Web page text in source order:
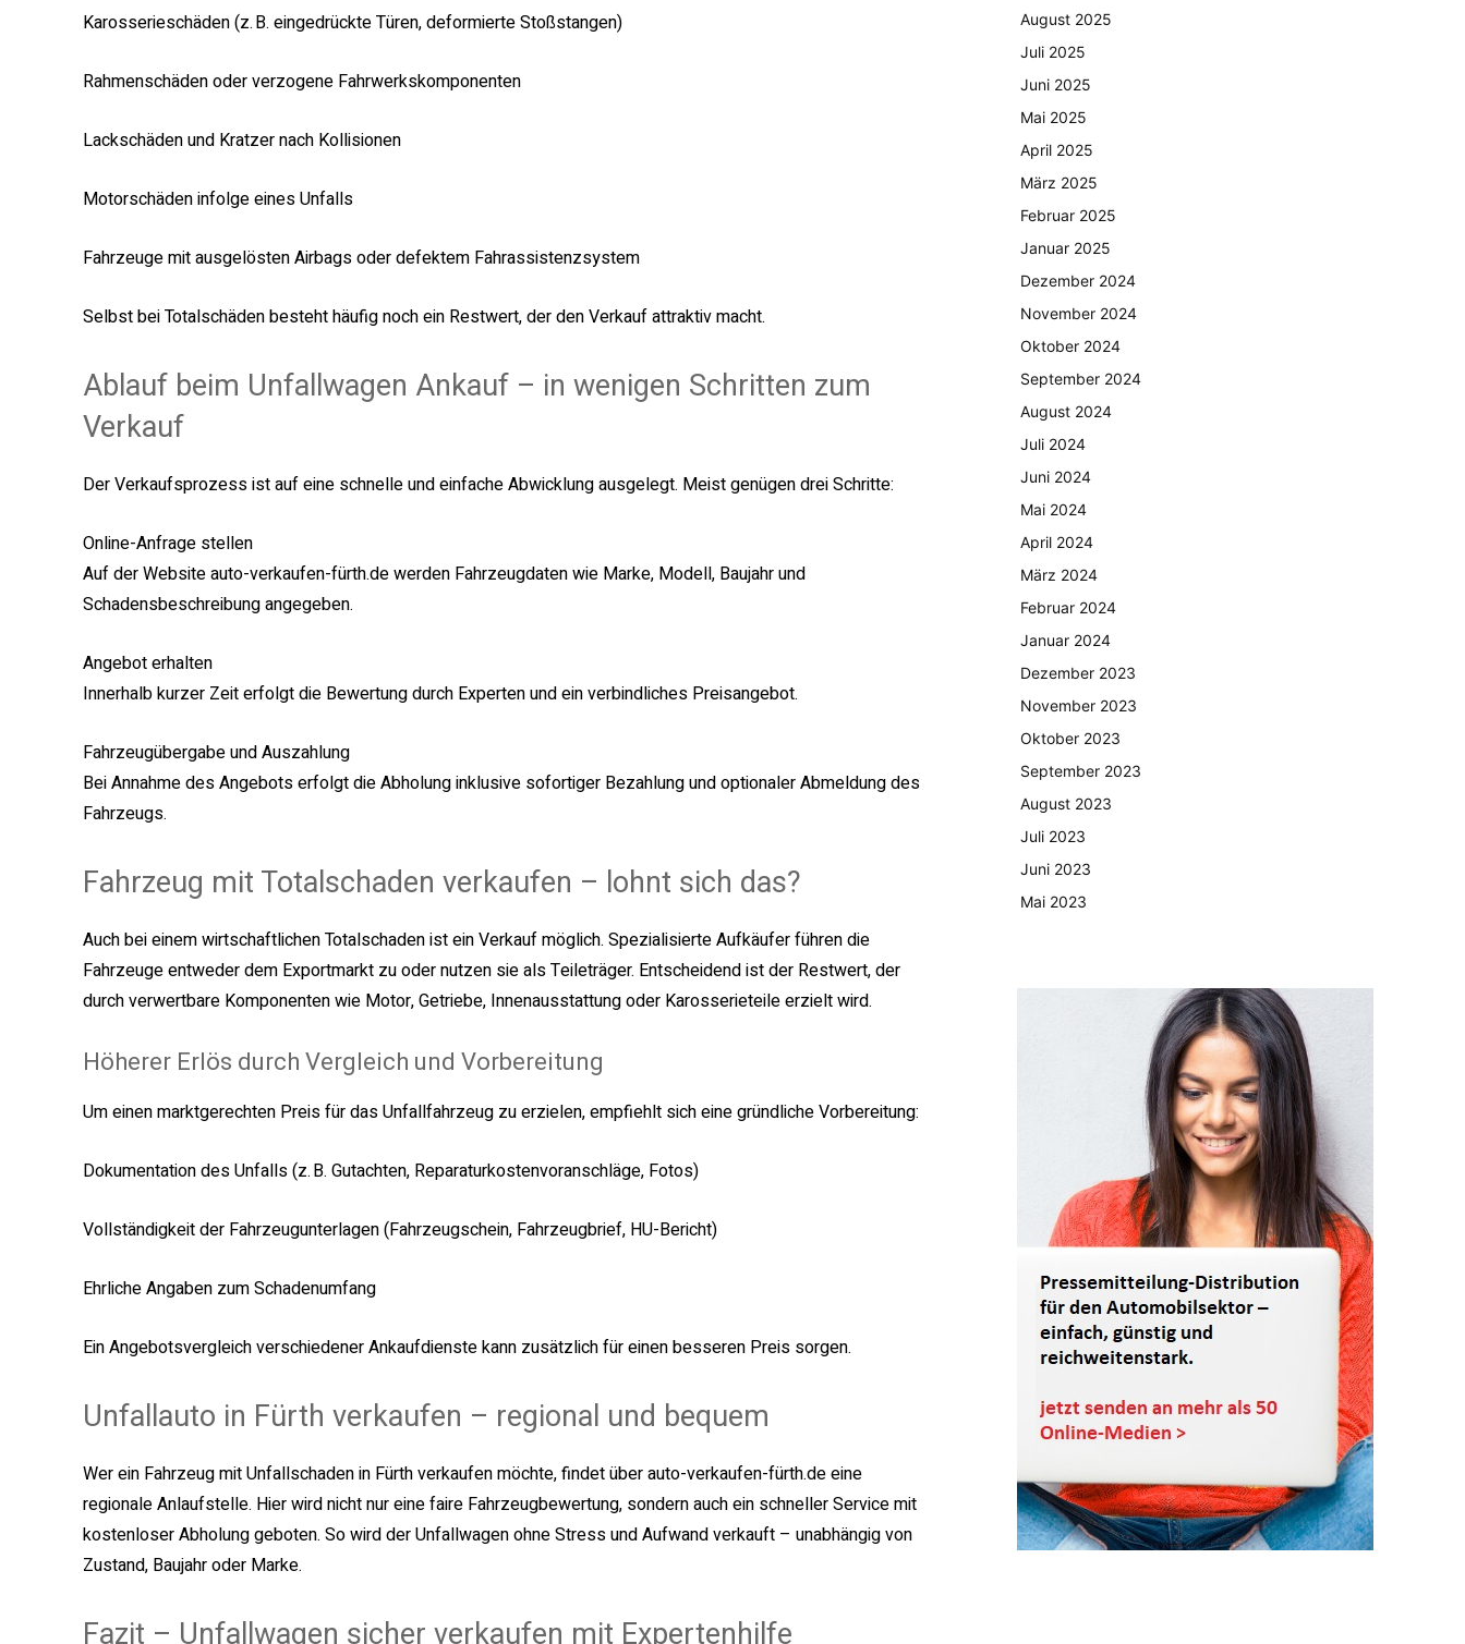
Karosserieschäden (z. B. eingedrückte Türen, deformierte Stoßstangen)
Rahmenschäden oder verzogene Fahrwerkskomponenten
Lackschäden und Kratzer nach Kollisionen
Motorschäden infolge eines Unfalls
Fahrzeuge mit ausgelösten Airbags oder defektem Fahrassistenzsystem
Selbst bei Totalschäden besteht häufig noch ein Restwert, der den Verkauf attraktiv macht.
Ablauf beim Unfallwagen Ankauf – in wenigen Schritten zum
Verkauf
Der Verkaufsprozess ist auf eine schnelle und einfache Abwicklung ausgelegt. Meist genügen drei Schritte:
Online-Anfrage stellen
Auf der Website auto-verkaufen-fürth.de werden Fahrzeugdaten wie Marke, Modell, Baujahr und
Schadensbeschreibung angegeben.
Angebot erhalten
Innerhalb kurzer Zeit erfolgt die Bewertung durch Experten und ein verbindliches Preisangebot.
Fahrzeugübergabe und Auszahlung
Bei Annahme des Angebots erfolgt die Abholung inklusive sofortiger Bezahlung und optionaler Abmeldung des
Fahrzeugs.
Fahrzeug mit Totalschaden verkaufen – lohnt sich das?
Auch bei einem wirtschaftlichen Totalschaden ist ein Verkauf möglich. Spezialisierte Aufkäufer führen die
Fahrzeuge entweder dem Exportmarkt zu oder nutzen sie als Teileträger. Entscheidend ist der Restwert, der
durch verwertbare Komponenten wie Motor, Getriebe, Innenausstattung oder Karosserieteile erzielt wird.
Höherer Erlös durch Vergleich und Vorbereitung
Um einen marktgerechten Preis für das Unfallfahrzeug zu erzielen, empfiehlt sich eine gründliche Vorbereitung:
Dokumentation des Unfalls (z. B. Gutachten, Reparaturkostenvoranschläge, Fotos)
Vollständigkeit der Fahrzeugunterlagen (Fahrzeugschein, Fahrzeugbrief, HU-Bericht)
Ehrliche Angaben zum Schadenumfang
Ein Angebotsvergleich verschiedener Ankaufdienste kann zusätzlich für einen besseren Preis sorgen.
Unfallauto in Fürth verkaufen – regional und bequem
Wer ein Fahrzeug mit Unfallschaden in Fürth verkaufen möchte, findet über auto-verkaufen-fürth.de eine
regionale Anlaufstelle. Hier wird nicht nur eine faire Fahrzeugbewertung, sondern auch ein schneller Service mit
kostenloser Abholung geboten. So wird der Unfallwagen ohne Stress und Aufwand verkauft – unabhängig von
Zustand, Baujahr oder Marke.
Fazit – Unfallwagen sicher verkaufen mit Expertenhilfe
August 2025
Juli 2025
Juni 2025
Mai 2025
April 2025
März 2025
Februar 2025
Januar 2025
Dezember 2024
November 2024
Oktober 2024
September 2024
August 2024
Juli 2024
Juni 2024
Mai 2024
April 2024
März 2024
Februar 2024
Januar 2024
Dezember 2023
November 2023
Oktober 2023
September 2023
August 2023
Juli 2023
Juni 2023
Mai 2023